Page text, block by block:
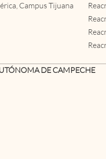
Campus Tijuana
DE CAMPECHE